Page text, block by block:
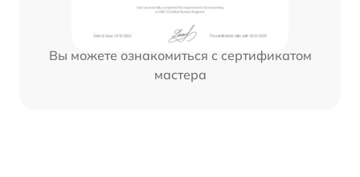
Вы можете ознакомиться с сертификатом
мастера